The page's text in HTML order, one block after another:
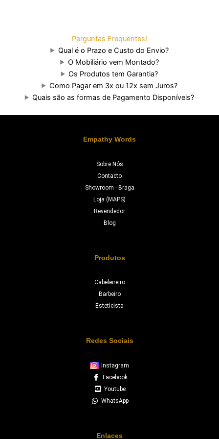
Perguntas Frequentes!
Qual é o Prazo e Custo do Envio?
O Mobiliário vem Montado?
Os Produtos tem Garantia?
Como Pagar em 3x ou 12x sem Juros?
Quais são as formas de Pagamento Disponíveis?
Empathy Words
Sobre Nós
Contacto
Showroom - Braga
Loja (MAPS)
Revendedor
Blog
Produtos
Cabeleireiro
Barbeiro
Esteticista
Redes Sociais
Instagram
Facebook
Youtube
WhatsApp
Enlaces